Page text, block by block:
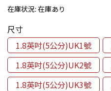
在庫状況: 在庫あり
尺寸
1.8英吋(5公分)UK1號
1.8英吋(5公分)UK2號
1.8英吋(5公分)UK3號